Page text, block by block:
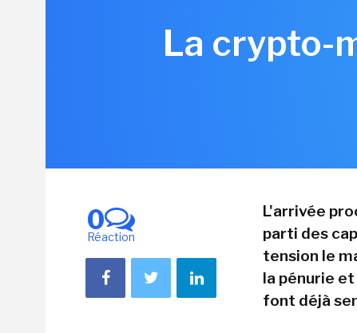
La crypto-
0
Réaction
L'arrivée
parti des
tension le
la pénurie
font déjà